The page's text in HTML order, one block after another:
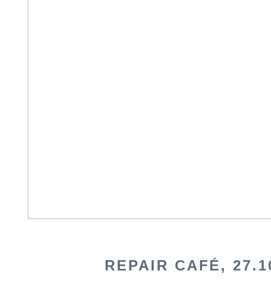
REPAIR CAFÉ,